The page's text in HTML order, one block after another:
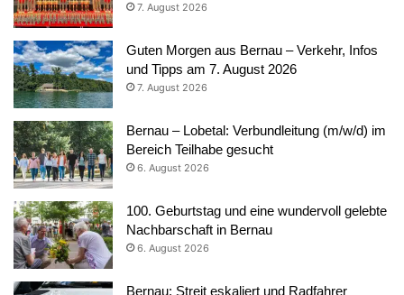
7. August 2026
Guten Morgen aus Bernau – Verkehr, Infos
und Tipps am 7. August 2026
7. August 2026
Bernau – Lobetal: Verbundleitung (m/w/d) im
Bereich Teilhabe gesucht
6. August 2026
100. Geburtstag und eine wundervoll gelebte
Nachbarschaft in Bernau
6. August 2026
Bernau: Streit eskaliert und Radfahrer